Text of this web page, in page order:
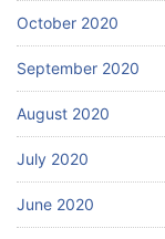
October 2020
September 2020
August 2020
July 2020
June 2020